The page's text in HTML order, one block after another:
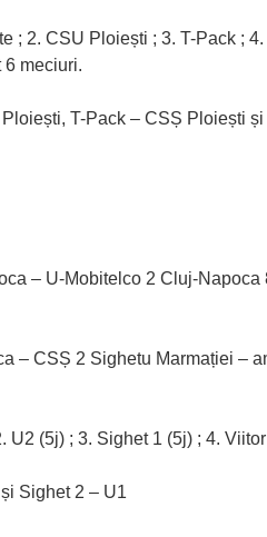
; 2. CSU Ploiești ; 3. T-Pack ;
6 meciuri.
T-Pack – CSȘ Ploiești
– U-Mobitelco 2 Cluj-Napoca
– CSȘ 2 Sighetu Marmației –
U2 (5j) ; 3. Sighet 1 (5j) ; 4.
Sighet 2 – U1